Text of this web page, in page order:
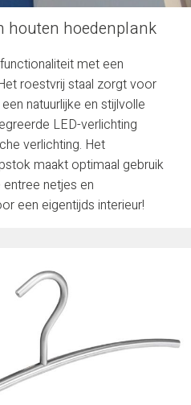
houten hoedenplank
met een
roestvrij staal zorgt voor
natuurlijke en stijlvolle
LED-verlichting
verlichting. Het
maakt optimaal gebruik
netjes en
een eigentijds interieur!